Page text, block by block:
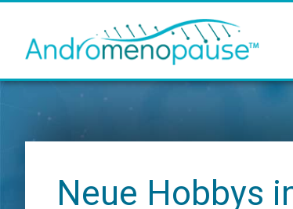
springen
springen
springen
Neue Hobbys